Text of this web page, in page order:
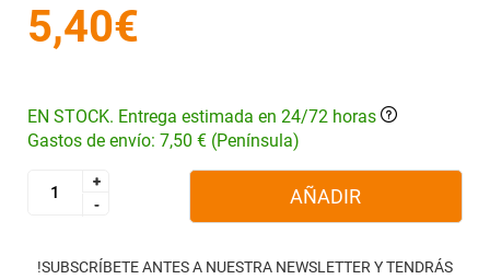
5,40€
EN STOCK. Entrega estimada en 24/72 horas
Gastos de envío: 7,50 € (Península)
+
-
+
-
AÑADIR
!SUBSCRÍBETE ANTES A NUESTRA NEWSLETTER Y TENDRÁS